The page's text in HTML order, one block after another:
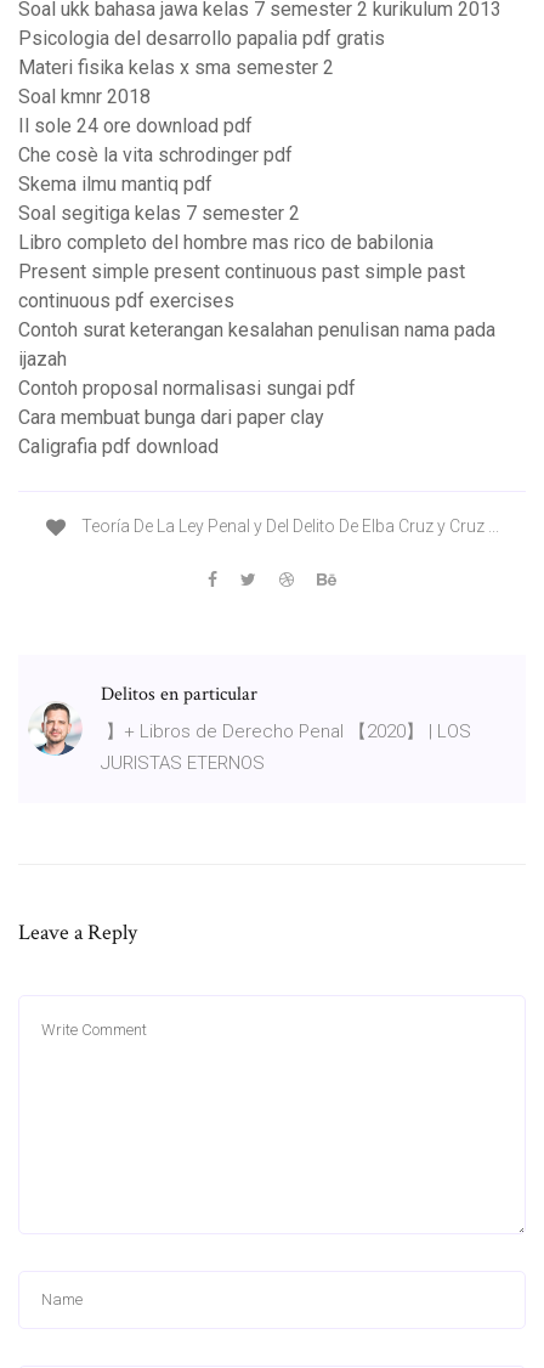
Soal ukk bahasa jawa kelas 7 semester 2 kurikulum 2013
Psicologia del desarrollo papalia pdf gratis
Materi fisika kelas x sma semester 2
Soal kmnr 2018
Il sole 24 ore download pdf
Che cosè la vita schrodinger pdf
Skema ilmu mantiq pdf
Soal segitiga kelas 7 semester 2
Libro completo del hombre mas rico de babilonia
Present simple present continuous past simple past
continuous pdf exercises
Contoh surat keterangan kesalahan penulisan nama pada
ijazah
Contoh proposal normalisasi sungai pdf
Cara membuat bunga dari paper clay
Caligrafia pdf download
Teoría De La Ley Penal y Del Delito De Elba Cruz y Cruz ...
Delitos en particular
️ 】+ Libros de Derecho Penal 【2020】 | LOS
JURISTAS ETERNOS
Leave a Reply